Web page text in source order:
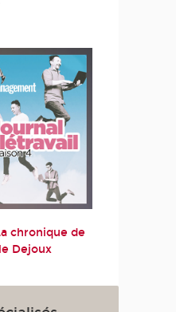
chronique de
Dejoux